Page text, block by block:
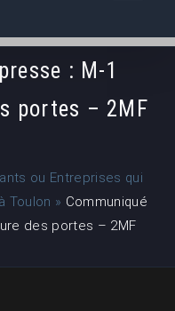
: M-1
portes – 2MF
ou Entreprises qui
Toulon » Communiqué
des portes – 2MF